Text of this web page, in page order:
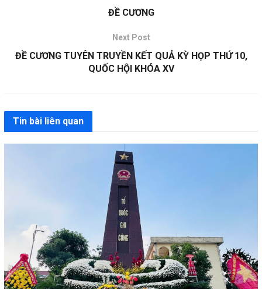
ĐỀ CƯƠNG
Next Post
ĐỀ CƯƠNG TUYÊN TRUYỀN KẾT QUẢ KỲ HỌP THỨ 10,
QUỐC HỘI KHÓA XV
Tin bài liên quan